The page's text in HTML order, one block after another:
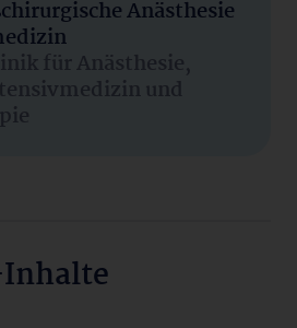
Anästhesie
für Anästhesie,
und